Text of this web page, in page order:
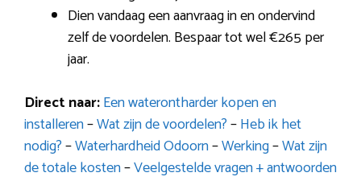
Dien vandaag een aanvraag in en ondervind
zelf de voordelen. Bespaar tot wel €265 per
jaar.
Direct naar:Een waterontharder kopen en
installeren–Wat zijn de voordelen?–Heb ik het
nodig?–Waterhardheid Odoorn–Werking–Wat zijn
de totale kosten–Veelgestelde vragen + antwoorden